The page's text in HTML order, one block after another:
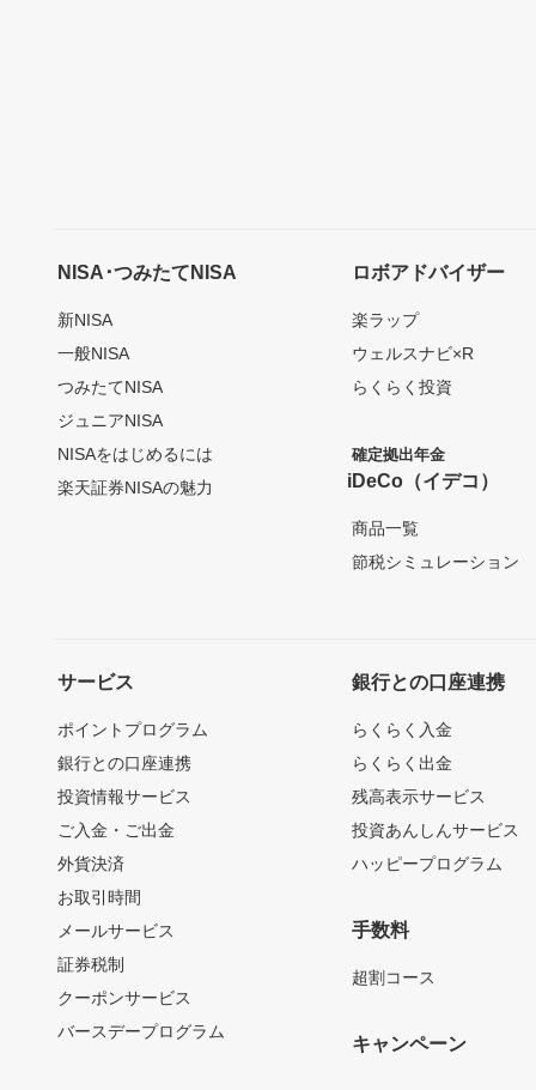
NISA･つみたてNISA
新NISA
一般NISA
つみたてNISA
ジュニアNISA
NISAをはじめるには
楽天証券NISAの魅力
ロボアドバイザー
楽ラップ
ウェルスナビ×R
らくらく投資
確定拠出年金
iDeCo（イデコ）
商品一覧
節税シミュレーション
サービス
ポイントプログラム
銀行との口座連携
投資情報サービス
ご入金・ご出金
外貨決済
お取引時間
メールサービス
証券税制
クーポンサービス
バースデープログラム
銀行との口座連携
らくらく入金
らくらく出金
残高表示サービス
投資あんしんサービス
ハッピープログラム
手数料
超割コース
キャンペーン